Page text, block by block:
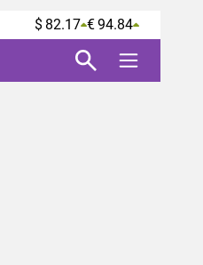
$ 82.17 € 94.84